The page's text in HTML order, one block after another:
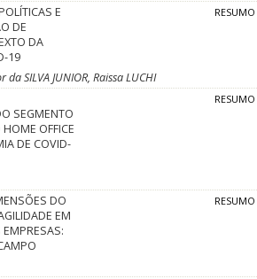
E
DE
DA
19
RESUMO
SILVA JUNIOR, Raissa LUCHI
SEGMENTO
OFFICE
DE COVID-
RESUMO
DO
EM
RESUMO